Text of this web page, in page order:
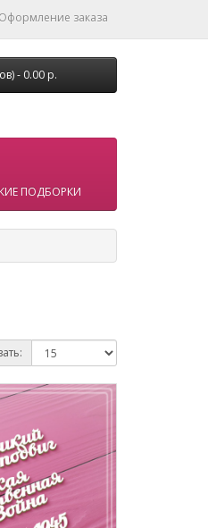
Оформление заказа
- 0.00 р.
ПОДБОРКИ